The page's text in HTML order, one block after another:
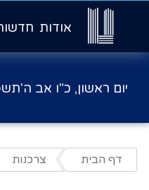
אודות
יום ראשון, כ"ו אב
דף הבית צרכנות